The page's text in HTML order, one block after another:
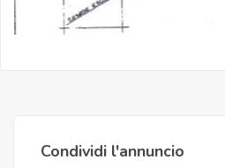
Condividi l'annuncio